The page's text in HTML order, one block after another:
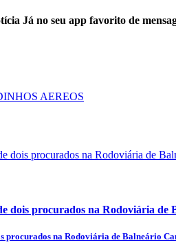
Já no seu app favorito de
dois procurados na Rodoviária de
procurados na Rodoviária de Balneário